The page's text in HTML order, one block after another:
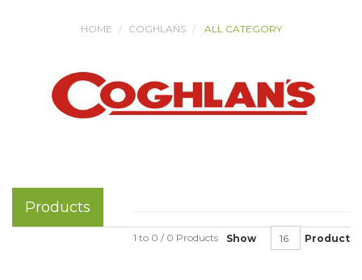
HOME COGHLANS ALL CATEGORY
Products
Show Product
1 to 0 / 0 Products